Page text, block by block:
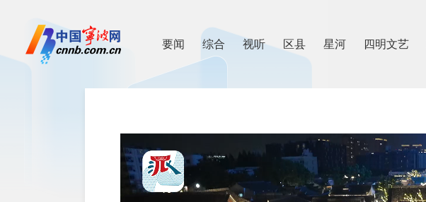
要闻 综合 视听 区县 星河 四明文艺